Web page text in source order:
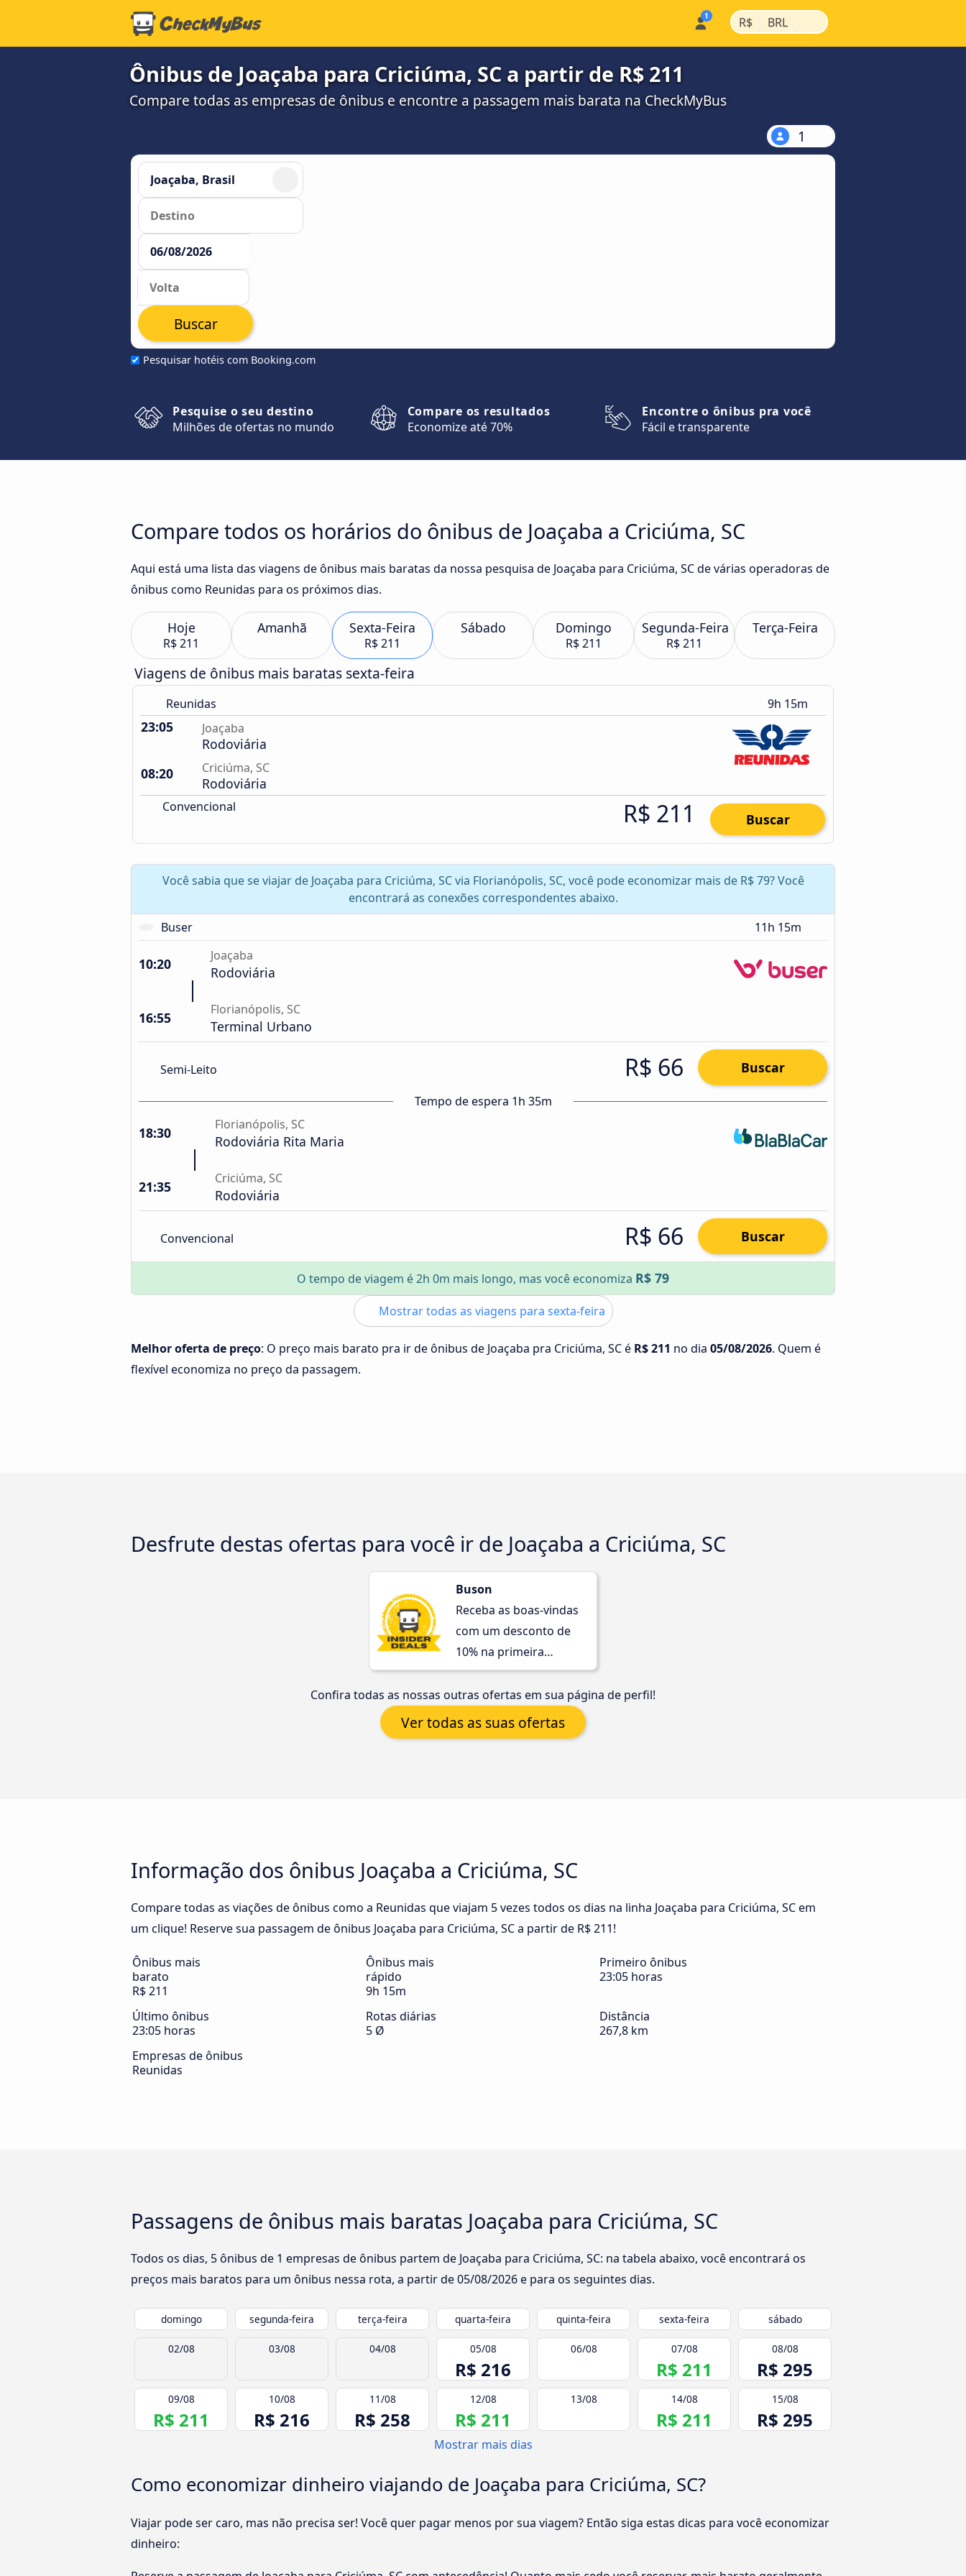
R$ | BRL |
Ônibus de Joaçaba para Criciúma, SC a partir de R$ 211
Compare todas as empresas de ônibus e encontre a passagem mais barata na CheckMyBus
1
Pesquisar hotéis com Booking.com
Buscar
Pesquise o seu destino
Milhões de ofertas no mundo
Compare os resultados
Economize até 70%
Encontre o ônibus pra você
Fácil e transparente
Compare todos os horários do ônibus de Joaçaba a Criciúma, SC
Aqui está uma lista das viagens de ônibus mais baratas da nossa pesquisa de Joaçaba para Criciúma, SC de várias operadoras de
ônibus como Reunidas para os próximos dias.
Hoje
R$ 211
Amanhã Sexta-Feira
R$ 211
Sábado Domingo
R$ 211
Segunda-Feira
R$ 211
Terça-Feira
Viagens de ônibus mais baratas sexta-feira
Reunidas 9h 15m
23:05 Joaçaba
Rodoviária
08:20
Criciúma, SC
Rodoviária
Convencional R$ 211 Buscar
Você sabia que se viajar de Joaçaba para Criciúma, SC via Florianópolis, SC, você pode economizar mais de R$ 79? Você
encontrará as conexões correspondentes abaixo.
Buser
11h 15m
10:20 Joaçaba
Rodoviária
16:55 Florianópolis, SC
Terminal Urbano
Semi-Leito R$ 66 Buscar
Tempo de espera 1h 35m
18:30 Florianópolis, SC
Rodoviária Rita Maria
21:35 Criciúma, SC
Rodoviária
Convencional R$ 66 Buscar
O tempo de viagem é 2h 0m mais longo, mas você economiza R$ 79
Mostrar todas as viagens para sexta-feira
Melhor oferta de preço: O preço mais barato pra ir de ônibus de Joaçaba pra Criciúma, SC é R$ 211 no dia 05/08/2026. Quem é
flexível economiza no preço da passagem.
Desfrute destas ofertas para você ir de Joaçaba a Criciúma, SC
Buson
Receba as boas-vindas
com um desconto de
10% na primeira
compra!
Confira todas as nossas outras ofertas em sua página de perfil!
Ver todas as suas ofertas
Informação dos ônibus Joaçaba a Criciúma, SC
Compare todas as viações de ônibus como a Reunidas que viajam 5 vezes todos os dias na linha Joaçaba para Criciúma, SC em
um clique! Reserve sua passagem de ônibus Joaçaba para Criciúma, SC a partir de R$ 211!
Ônibus mais
barato
R$ 211
Ônibus mais
rápido
9h 15m
Primeiro ônibus
23:05 horas
Último ônibus
23:05 horas
Rotas diárias
5 Ø
Distância
267,8 km
Empresas de ônibus
Reunidas
Passagens de ônibus mais baratas Joaçaba para Criciúma, SC
Todos os dias, 5 ônibus de 1 empresas de ônibus partem de Joaçaba para Criciúma, SC: na tabela abaixo, você encontrará os
preços mais baratos para um ônibus nessa rota, a partir de05/08/2026e para os seguintes dias.
domingo segunda-feira terça-feira quarta-feira quinta-feira sexta-feira sábado
02/08 03/08 04/08 05/08
R$ 216
06/08 07/08
R$ 211
08/08
R$ 295
09/08
R$ 211
10/08
R$ 216
11/08
R$ 258
12/08
R$ 211
13/08 14/08
R$ 211
15/08
R$ 295
Mostrar mais dias
Como economizar dinheiro viajando de Joaçaba para Criciúma, SC?
Viajar pode ser caro, mas não precisa ser! Você quer pagar menos por sua viagem? Então siga estas dicas para você economizar
dinheiro: